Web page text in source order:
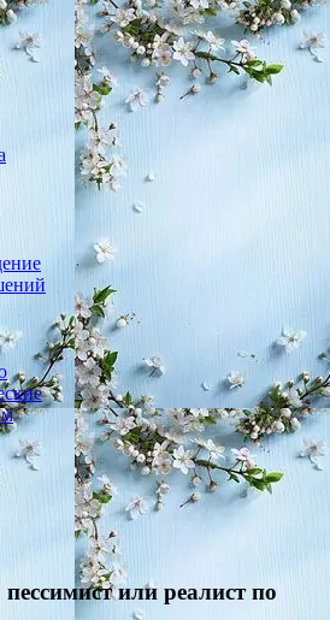
личностный рост, экология,
или реалист по